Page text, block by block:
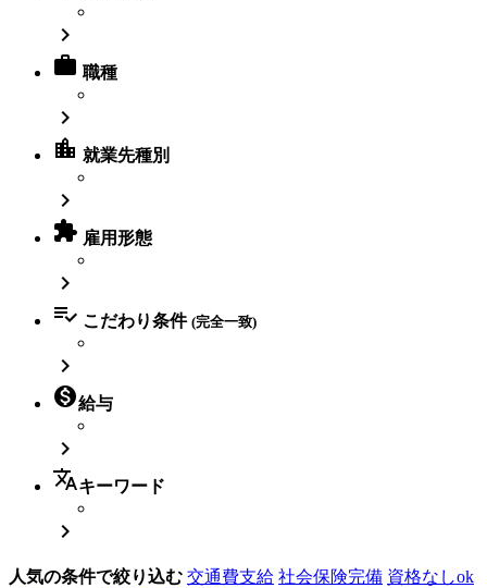

 職種

location_city 就業先種別

 雇用形態

 こだわり条件 (完全一致)

給与

translateキーワード

人気の条件で絞り込む 交通費支給 社会保険完備 資格なしok